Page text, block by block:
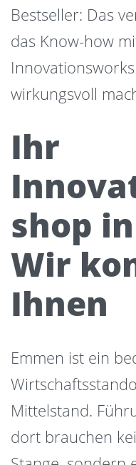
Bestseller: Das
das Know-how
wirkungsvoll
Ihr
shop
Wir
Ihnen
Emmen ist ein
Mittelstand.
dort brauchen